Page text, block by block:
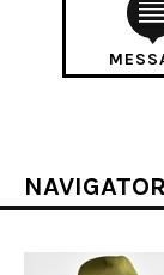
NAVIGATOR